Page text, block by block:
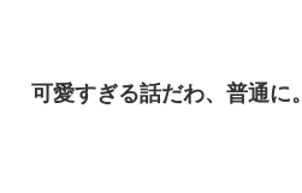
可愛すぎる話だわ、普通に。